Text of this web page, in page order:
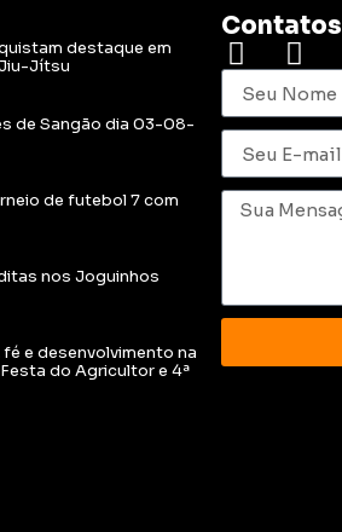
destaque em
Jítsu
de Sangão dia 03-08-
de futebol 7 com
nos Joguinhos
e desenvolvimento na
do Agricultor e 4ª
Contatos